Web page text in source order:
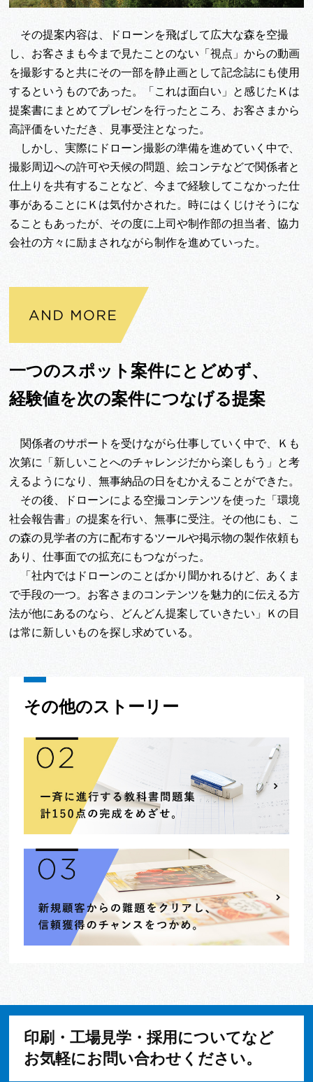
その提案内容は、ドローンを飛ばして広大な森を空撮
し、お客さまも今まで見たことのない「視点」からの動画
を撮影すると共にその一部を静止画として記念誌にも使用
するというものであった。「これは面白い」と感じたＫは
提案書にまとめてプレゼンを行ったところ、お客さまから
高評価をいただき、見事受注となった。
しかし、実際にドローン撮影の準備を進めていく中で、
撮影周辺への許可や天候の問題、絵コンテなどで関係者と
仕上りを共有することなど、今まで経験してこなかった仕
事があることにＫは気付かされた。時にはくじけそうにな
ることもあったが、その度に上司や制作部の担当者、協力
会社の方々に励まされながら制作を進めていった。
一つのスポット案件にとどめず、
経験値を次の案件につなげる提案
関係者のサポートを受けながら仕事していく中で、Ｋも
次第に「新しいことへのチャレンジだから楽しもう」と考
えるようになり、無事納品の日をむかえることができた。
その後、ドローンによる空撮コンテンツを使った「環境
社会報告書」の提案を行い、無事に受注。その他にも、こ
の森の見学者の方に配布するツールや掲示物の製作依頼も
あり、仕事面での拡充にもつながった。
「社内ではドローンのことばかり聞かれるけど、あくま
で手段の一つ。お客さまのコンテンツを魅力的に伝える方
法が他にあるのなら、どんどん提案していきたい」Ｋの目
は常に新しいものを探し求めている。
その他のストーリー
印刷・工場見学・採用についてなど
お気軽にお問い合わせください。